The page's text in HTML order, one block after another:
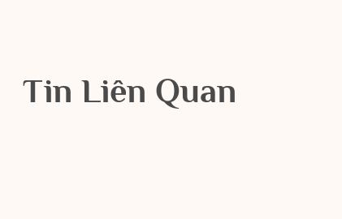
Tin Liên Quan